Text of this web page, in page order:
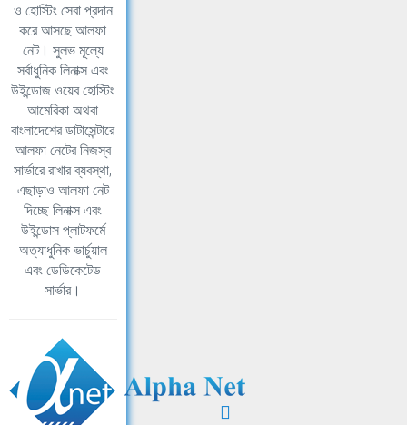
ও হোস্টিং সেবা প্রদান
করে আসছে আলফা
নেট। সুলভ মূল্যে
সর্বাধুনিক লিনাক্স এবং
উইন্ডোজ ওয়েব হোস্টিং
আমেরিকা অথবা
বাংলাদেশের ডাটাসেন্টারে
আলফা নেটের নিজস্ব
সার্ভারে রাখার ব্যবস্থা,
এছাড়াও আলফা নেট
দিচ্ছে লিনাক্স এবং
উইন্ডোস প্লাটফর্মে
অত্যাধুনিক ভার্চুয়াল
এবং ডেডিকেটেড
সার্ভার।